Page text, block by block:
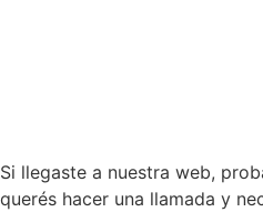
Si llegaste a nuestra web,
querés hacer una llamada y